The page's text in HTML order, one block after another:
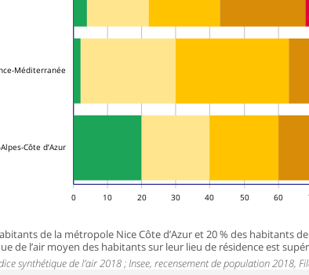
0 10 20 30 40 50 60
Méditerranée
Côte d’Azur
de la métropole Nice Côte d’Azur et 20 % des habitants
de l’air moyen des habitants sur leur lieu de résidence est
synthétique de l’air 2018 ; Insee, recensement de population 2018,